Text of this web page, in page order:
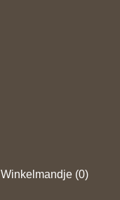
Winkelmandje (0)